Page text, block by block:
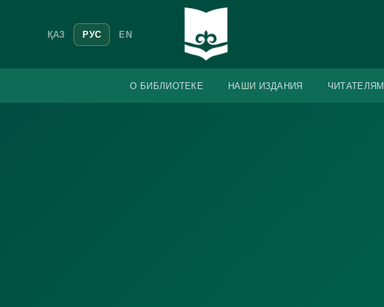
ҚАЗ РУС EN
О БИБЛИОТЕКЕ НАШИ ИЗДАНИЯ ЧИТАТЕЛЯМ